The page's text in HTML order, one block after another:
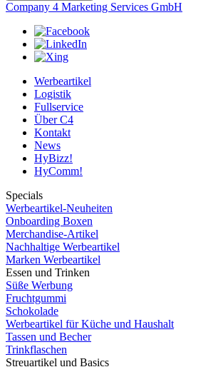
Company 4 Marketing Services GmbH
Werbeartikel
Logistik
Fullservice
Über C4
Kontakt
News
HyBizz!
HyComm!
Specials
Werbeartikel-Neuheiten
Onboarding Boxen
Merchandise-Artikel
Nachhaltige Werbeartikel
Marken Werbeartikel
Essen und Trinken
Süße Werbung
Fruchtgummi
Schokolade
Werbeartikel für Küche und Haushalt
Tassen und Becher
Trinkflaschen
Streuartikel und Basics